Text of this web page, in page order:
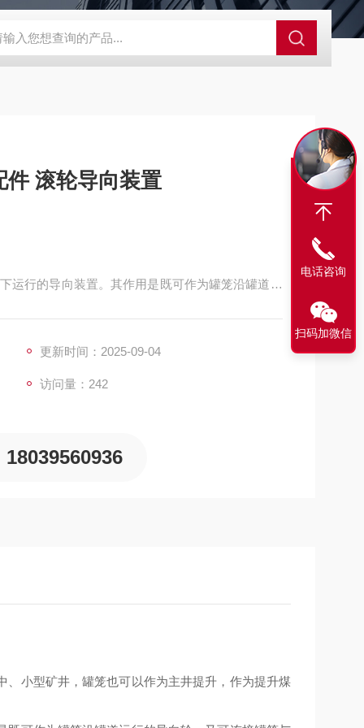
开关KHXC24 井下机电设备 便携式移动液压系统总成 提升机
滚轮导向装置
运行的导向装置。其作用是既可作为罐笼沿罐道运
更新时间：2025-09-04
访问量：242
18039560936
小型矿井，罐笼也可以作为主井提升，作为提升煤
电话咨询
扫码加微信